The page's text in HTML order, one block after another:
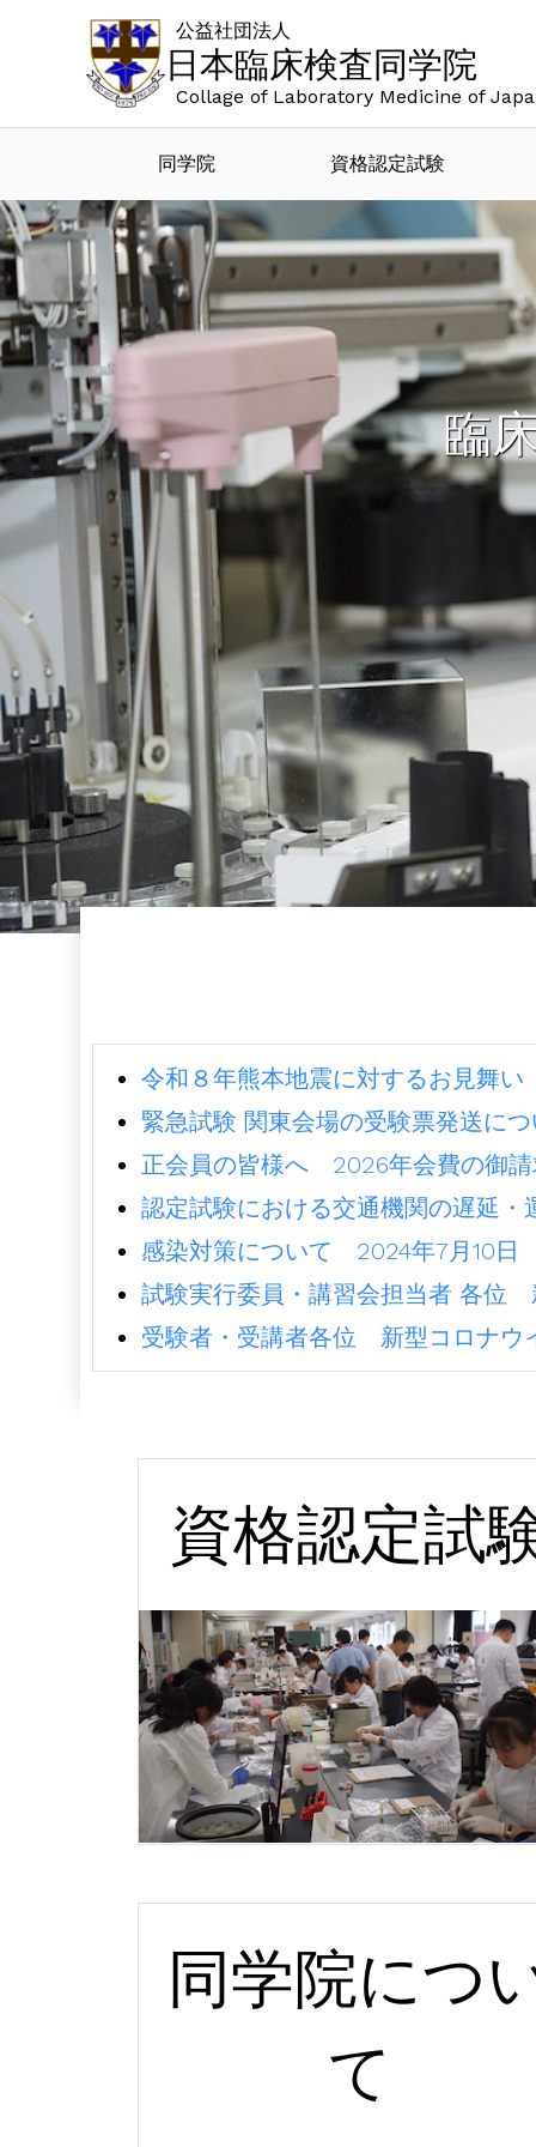
日本臨床検査同学院
公益社団法人
Collage of Laboratory Medicine of
同学院 資格認定試験
臨床
令和８年熊本地震に対するお見舞
緊急試験 関東会場の受験票発送に
正会員の皆様へ 2026年会費の御
認定試験における交通機関の遅延
感染対策について 2024年7月10日
試験実行委員・講習会担当者 各位
受験者・受講者各位 新型コロナウ
資格認定試
同学院につ
て